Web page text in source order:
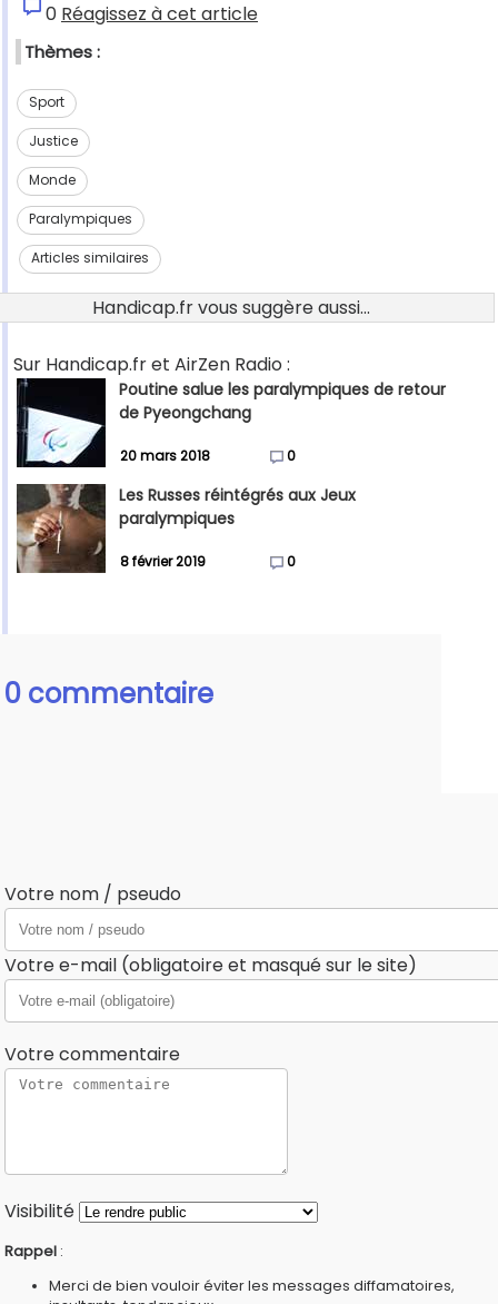
0 Réagissez à cet article
Thèmes :
Sport
Justice
Monde
Paralympiques
Articles similaires
Handicap.fr vous suggère aussi...
Sur Handicap.fr et AirZen Radio :
Poutine salue les paralympiques de retour
de Pyeongchang
20 mars 2018 0
Les Russes réintégrés aux Jeux
paralympiques
8 février 2019 0
0 commentaire
Votre nom / pseudo
Votre e-mail (obligatoire et masqué sur le site)
Votre commentaire
Visibilité
Rappel :
Merci de bien vouloir éviter les messages diffamatoires,